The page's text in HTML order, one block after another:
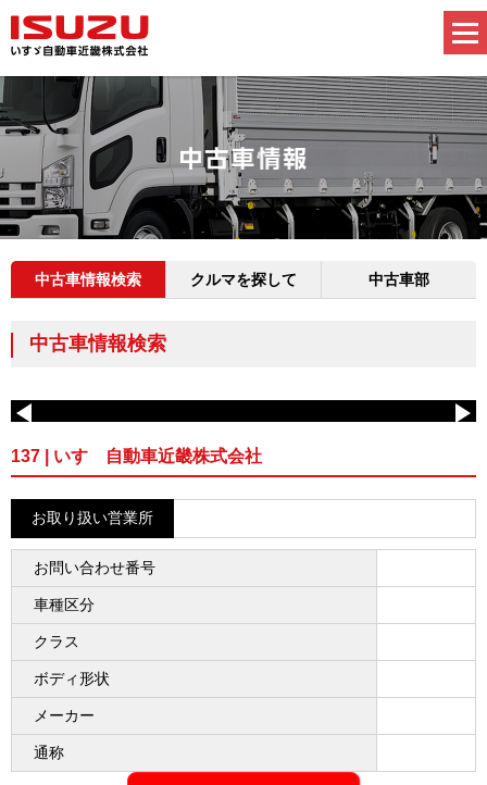
中古車情報検索 クルマを探して 中古車部
中古車情報検索
137 | いすゞ自動車近畿株式会社
お取り扱い営業所
お問い合わせ番号
車種区分
クラス
ボディ形状
メーカー
通称